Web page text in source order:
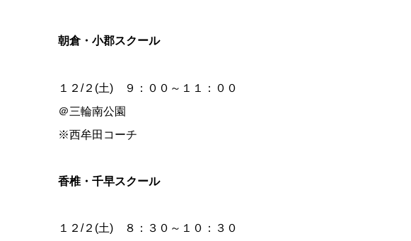
朝倉・小郡スクール
１２/２(土) ９：００～１１：００
＠三輪南公園
※西牟田コーチ
香椎・千早スクール
１２/２(土) ８：３０～１０：３０